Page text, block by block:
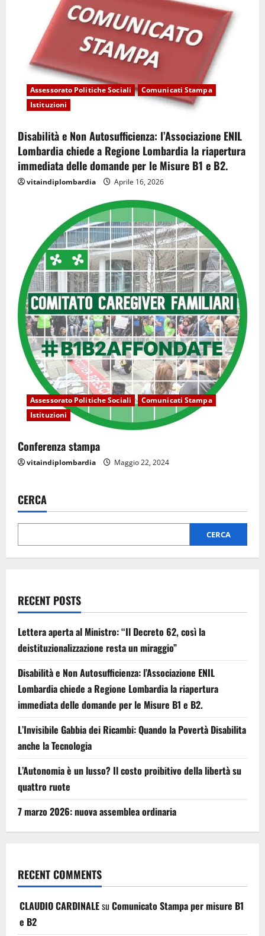
Assessorato Politiche Sociali
Comunicati Stampa
Istituzioni
Disabilità e Non Autosufficienza: l’Associazione ENIL
Lombardia chiede a Regione Lombardia la riapertura
immediata delle domande per le Misure B1 e B2.
vitaindiplombardia Aprile 16, 2026
Assessorato Politiche Sociali
Comunicati Stampa
Istituzioni
Conferenza stampa
vitaindiplombardia Maggio 22, 2024
CERCA
CERCA
RECENT POSTS
Lettera aperta al Ministro: “Il Decreto 62, così la
deistituzionalizzazione resta un miraggio”
Disabilità e Non Autosufficienza: l’Associazione ENIL
Lombardia chiede a Regione Lombardia la riapertura
immediata delle domande per le Misure B1 e B2.
L’Invisibile Gabbia dei Ricambi: Quando la Povertà Disabilita
anche la Tecnologia
L’Autonomia è un lusso? Il costo proibitivo della libertà su
quattro ruote
7 marzo 2026: nuova assemblea ordinaria
RECENT COMMENTS
CLAUDIO CARDINALEsuComunicato Stampa per misure B1
e B2